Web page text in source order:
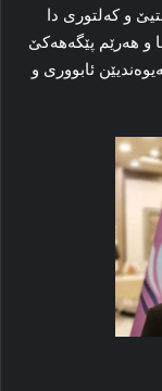
و کەلتوری دا
و هەرێم پێگەهەکێ
ئابووری و